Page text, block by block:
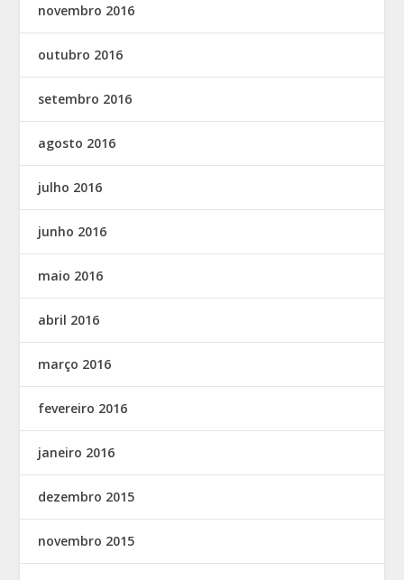
novembro 2016
outubro 2016
setembro 2016
agosto 2016
julho 2016
junho 2016
maio 2016
abril 2016
março 2016
fevereiro 2016
janeiro 2016
dezembro 2015
novembro 2015